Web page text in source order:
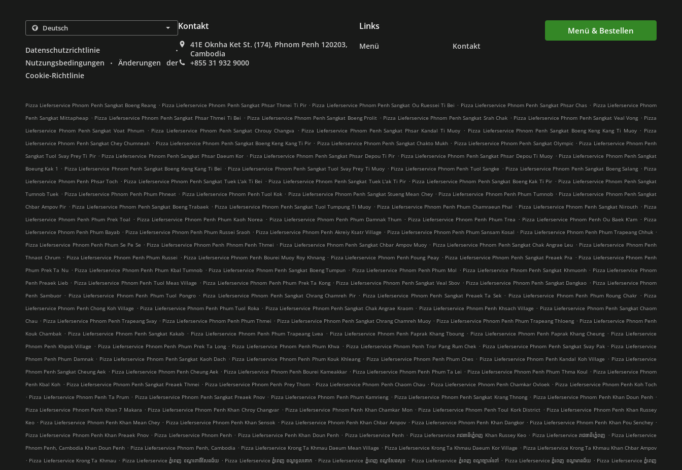
Datenschutzrichtlinie .
Nutzungsbedingungen .
Änderungen der
Cookie-Richtlinie
Kontakt
41E Oknha Ket St. (174), Phnom Penh 120203,
Cambodia
+855 31 932 9000
Links
Menü Kontakt
Menü & Bestellen
Pizza Lieferservice Phnom Penh Sangkat Boeng Reang . Pizza Lieferservice Phnom Penh Sangkat Phsar Thmei Ti Pir . Pizza Lieferservice Phnom Penh Sangkat Ou Ruessei Ti Bei . Pizza Lieferservice Phnom Penh Sangkat Phsar Chas . Pizza Lieferservice Phnom
Penh Sangkat Mittapheap . Pizza Lieferservice Phnom Penh Sangkat Phsar Thmei Ti Bei . Pizza Lieferservice Phnom Penh Sangkat Boeng Prolit . Pizza Lieferservice Phnom Penh Sangkat Srah Chak . Pizza Lieferservice Phnom Penh Sangkat Veal Vong . Pizza
Lieferservice Phnom Penh Sangkat Voat Phnum . Pizza Lieferservice Phnom Penh Sangkat Chrouy Changva . Pizza Lieferservice Phnom Penh Sangkat Phsar Kandal Ti Muoy . Pizza Lieferservice Phnom Penh Sangkat Boeng Keng Kang Ti Muoy . Pizza
Lieferservice Phnom Penh Sangkat Chey Chumneah . Pizza Lieferservice Phnom Penh Sangkat Boeng Keng Kang Ti Pir . Pizza Lieferservice Phnom Penh Sangkat Chakto Mukh . Pizza Lieferservice Phnom Penh Sangkat Olympic . Pizza Lieferservice Phnom Penh
Sangkat Tuol Svay Prey Ti Pir . Pizza Lieferservice Phnom Penh Sangkat Phsar Daeum Kor . Pizza Lieferservice Phnom Penh Sangkat Phsar Depou Ti Pir . Pizza Lieferservice Phnom Penh Sangkat Phsar Depou Ti Muoy . Pizza Lieferservice Phnom Penh Sangkat
Boeung Kak 1 . Pizza Lieferservice Phnom Penh Sangkat Boeng Keng Kang Ti Bei . Pizza Lieferservice Phnom Penh Sangkat Tuol Svay Prey Ti Muoy . Pizza Lieferservice Phnom Penh Tuol Sangke . Pizza Lieferservice Phnom Penh Sangkat Boeng Salang . Pizza
Lieferservice Phnom Penh Phsar Toch . Pizza Lieferservice Phnom Penh Sangkat Tuek L'ak Ti Bei . Pizza Lieferservice Phnom Penh Sangkat Tuek L'ak Ti Pir . Pizza Lieferservice Phnom Penh Sangkat Boeng Kak Ti Pir . Pizza Lieferservice Phnom Penh Sangkat
Tumnob Tuek . Pizza Lieferservice Phnom Penh Phum Phneat . Pizza Lieferservice Phnom Penh Tuol Kok . Pizza Lieferservice Phnom Penh Sangkat Stueng Mean Chey . Pizza Lieferservice Phnom Penh Phum Tumnob . Pizza Lieferservice Phnom Penh Sangkat
Chbar Ampov Pir . Pizza Lieferservice Phnom Penh Sangkat Boeng Trabaek . Pizza Lieferservice Phnom Penh Sangkat Tuol Tumpung Ti Muoy . Pizza Lieferservice Phnom Penh Phum Chamraeun Phal . Pizza Lieferservice Phnom Penh Sangkat Nirouth . Pizza
Lieferservice Phnom Penh Phum Prek Toal . Pizza Lieferservice Phnom Penh Phum Kaoh Norea . Pizza Lieferservice Phnom Penh Phum Damnak Thum . Pizza Lieferservice Phnom Penh Phum Trea . Pizza Lieferservice Phnom Penh Ou Baek K'am . Pizza
Lieferservice Phnom Penh Phum Bayab . Pizza Lieferservice Phnom Penh Phum Russei Sraoh . Pizza Lieferservice Phnom Penh Akreiy Ksatr Village . Pizza Lieferservice Phnom Penh Phum Sansam Kosal . Pizza Lieferservice Phnom Penh Phum Trapeang Chhuk .
Pizza Lieferservice Phnom Penh Phum Se Pe Se . Pizza Lieferservice Phnom Penh Phnom Penh Thmei . Pizza Lieferservice Phnom Penh Sangkat Chbar Ampov Muoy . Pizza Lieferservice Phnom Penh Sangkat Chak Angrae Leu . Pizza Lieferservice Phnom Penh
Thnaot Chrum . Pizza Lieferservice Phnom Penh Phum Russei . Pizza Lieferservice Phnom Penh Bourei Muoy Roy Khnang . Pizza Lieferservice Phnom Penh Poung Peay . Pizza Lieferservice Phnom Penh Sangkat Preaek Pra . Pizza Lieferservice Phnom Penh
Phum Prek Ta Nu . Pizza Lieferservice Phnom Penh Phum Kbal Tumnob . Pizza Lieferservice Phnom Penh Sangkat Boeng Tumpun . Pizza Lieferservice Phnom Penh Phum Mol . Pizza Lieferservice Phnom Penh Sangkat Khmuonh . Pizza Lieferservice Phnom
Penh Preaek Lieb . Pizza Lieferservice Phnom Penh Tuol Meas Village . Pizza Lieferservice Phnom Penh Phum Prek Ta Kong . Pizza Lieferservice Phnom Penh Sangkat Veal Sbov . Pizza Lieferservice Phnom Penh Sangkat Dangkao . Pizza Lieferservice Phnom
Penh Sambuor . Pizza Lieferservice Phnom Penh Phum Tuol Pongro . Pizza Lieferservice Phnom Penh Sangkat Chrang Chamreh Pir . Pizza Lieferservice Phnom Penh Sangkat Preaek Ta Sek . Pizza Lieferservice Phnom Penh Phum Roung Chakr . Pizza
Lieferservice Phnom Penh Chong Koh Village . Pizza Lieferservice Phnom Penh Phum Tuol Roka . Pizza Lieferservice Phnom Penh Sangkat Chak Angrae Kraom . Pizza Lieferservice Phnom Penh Khsach Village . Pizza Lieferservice Phnom Penh Sangkat Chaom
Chau . Pizza Lieferservice Phnom Penh Trapeang Svay . Pizza Lieferservice Phnom Penh Phum Thmei . Pizza Lieferservice Phnom Penh Sangkat Chrang Chamreh Muoy . Pizza Lieferservice Phnom Penh Phum Trapeang Thloeng . Pizza Lieferservice Phnom Penh
Kouk Chambak . Pizza Lieferservice Phnom Penh Sangkat Kakab . Pizza Lieferservice Phnom Penh Phum Trapeang Lvea . Pizza Lieferservice Phnom Penh Paprak Khang Tboung . Pizza Lieferservice Phnom Penh Paprak Khang Cheung . Pizza Lieferservice
Phnom Penh Khpob Village . Pizza Lieferservice Phnom Penh Phum Prek Ta Long . Pizza Lieferservice Phnom Penh Phum Khva . Pizza Lieferservice Phnom Penh Tror Pang Rum Chek . Pizza Lieferservice Phnom Penh Sangkat Svay Pak . Pizza Lieferservice
Phnom Penh Phum Damnak . Pizza Lieferservice Phnom Penh Sangkat Kaoh Dach . Pizza Lieferservice Phnom Penh Phum Kouk Khleang . Pizza Lieferservice Phnom Penh Phum Ches . Pizza Lieferservice Phnom Penh Kandal Koh Village . Pizza Lieferservice
Phnom Penh Sangkat Cheung Aek . Pizza Lieferservice Phnom Penh Cheung Aek . Pizza Lieferservice Phnom Penh Bourei Kameakkar . Pizza Lieferservice Phnom Penh Phum Ta Lei . Pizza Lieferservice Phnom Penh Phum Thma Koul . Pizza Lieferservice Phnom
Penh Kbal Koh . Pizza Lieferservice Phnom Penh Sangkat Preaek Thmei . Pizza Lieferservice Phnom Penh Prey Thom . Pizza Lieferservice Phnom Penh Chaom Chau . Pizza Lieferservice Phnom Penh Chamkar Ovloek . Pizza Lieferservice Phnom Penh Koh Toch
. Pizza Lieferservice Phnom Penh Ta Prum . Pizza Lieferservice Phnom Penh Sangkat Preaek Pnov . Pizza Lieferservice Phnom Penh Phum Kamrieng . Pizza Lieferservice Phnom Penh Sangkat Krang Thnong . Pizza Lieferservice Phnom Penh Khan Doun Penh .
Pizza Lieferservice Phnom Penh Khan 7 Makara . Pizza Lieferservice Phnom Penh Khan Chroy Changvar . Pizza Lieferservice Phnom Penh Khan Chamkar Mon . Pizza Lieferservice Phnom Penh Toul Kork District . Pizza Lieferservice Phnom Penh Khan Russey
Keo . Pizza Lieferservice Phnom Penh Khan Mean Chey . Pizza Lieferservice Phnom Penh Khan Sensok . Pizza Lieferservice Phnom Penh Khan Chbar Ampov . Pizza Lieferservice Phnom Penh Khan Dangkor . Pizza Lieferservice Phnom Penh Khan Pou Senchey .
Pizza Lieferservice Phnom Penh Khan Preaek Pnov . Pizza Lieferservice Phnom Penh . Pizza Lieferservice Penh Khan Doun Penh . Pizza Lieferservice Penh . Pizza Lieferservice រាជធានីភ្នំេពញ Khan Russey Keo . Pizza Lieferservice រាជធានីភ្នំេពញ . Pizza Lieferservice
Phnom Penh, Cambodia Khan Doun Penh . Pizza Lieferservice Phnom Penh, Cambodia . Pizza Lieferservice Krong Ta Khmau Daeum Mean Village . Pizza Lieferservice Krong Ta Khmau Daeum Kor Village . Pizza Lieferservice Krong Ta Khmau Khan Chbar Ampov
. Pizza Lieferservice Krong Ta Khmau . Pizza Lieferservice ភ្នំពេញ ខណ្ឌ​ពោធិ៍សែនជ័យ . Pizza Lieferservice ភ្នំពេញ ខណ្ឌទួលគោក . Pizza Lieferservice ភ្នំពេញ ខណ្ឌ​សែនសុខ . Pizza Lieferservice ភ្នំពេញ ខណ្ឌច្បារអំពៅ . Pizza Lieferservice ភ្នំពេញ ខណ្ឌមានជ័យ . Pizza Lieferservice ភ្នំពេញ